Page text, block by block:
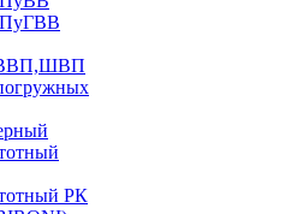
ПуГВВ
РК